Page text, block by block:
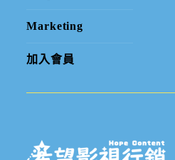
Marketing
加入會員